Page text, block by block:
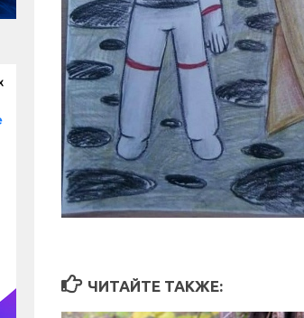
ЧИТАЙТЕ ТАКЖЕ: